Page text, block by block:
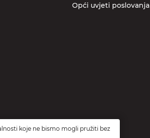
Opći uvjeti poslovanja
koje ne bismo mogli pružiti bez